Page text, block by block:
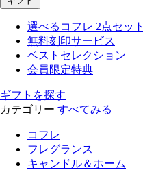
選べるコフレ 2点セット
無料刻印サービス
ベストセレクション
会員限定特典
ギフトを探す
カテゴリー すべてみる
コフレ
フレグランス
キャンドル＆ホーム